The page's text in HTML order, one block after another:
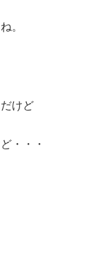
。
けど
・・・